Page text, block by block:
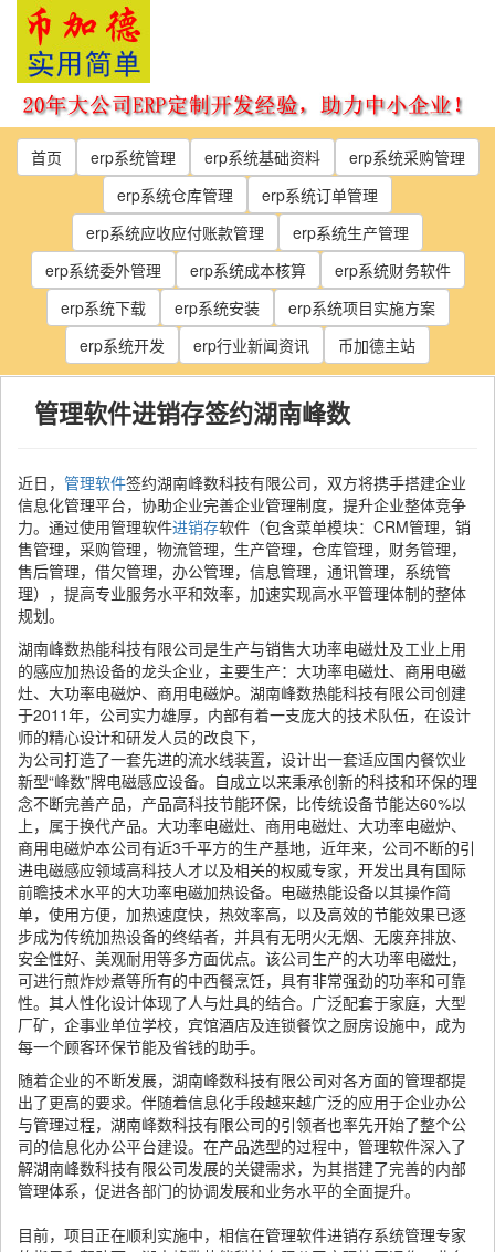
Skip
content
首页 erp系统管理 erp系统基础资料
erp系统采购管理
erp系统仓库管理
erp系统订单管理
erp系统应收应付账款管理
erp系统生产管理
erp系统委外管理
erp系统成本核算
erp系统财务软件
erp系统下载
erp系统安装
erp系统项目实施方案
erp系统开发
erp行业新闻资讯 币加德主站
管理软件进销存签约湖南峰数
近日， 管理软件签约湖南峰数科技有限公司，双方将携手搭建企业
信息化管理平台，协助企业完善企业管理制度，提升企业整体竞争
力。通过使用管理软件进销存软件（包含菜单模块：CRM管理，销
售管理，采购管理，物流管理，生产管理，仓库管理，财务管理，
售后管理，借欠管理，办公管理，信息管理，通讯管理，系统管
理），提高专业服务水平和效率，加速实现高水平管理体制的整体
规划。
湖南峰数热能科技有限公司是生产与销售大功率电磁灶及工业上用
的感应加热设备的龙头企业，主要生产：大功率电磁灶、商用电磁
灶、大功率电磁炉、商用电磁炉。湖南峰数热能科技有限公司创建
于2011年，公司实力雄厚，内部有着一支庞大的技术队伍，在设计
师的精心设计和研发人员的改良下，
为公司打造了一套先进的流水线装置，设计出一套适应国内餐饮业
新型“峰数”牌电磁感应设备。自成立以来秉承创新的科技和环保的理
念不断完善产品，产品高科技节能环保，比传统设备节能达60%以
上，属于换代产品。大功率电磁灶、商用电磁灶、大功率电磁炉、
商用电磁炉本公司有近3千平方的生产基地，近年来，公司不断的引
进电磁感应领域高科技人才以及相关的权威专家，开发出具有国际
前瞻技术水平的大功率电磁加热设备。电磁热能设备以其操作简
单，使用方便，加热速度快，热效率高，以及高效的节能效果已逐
步成为传统加热设备的终结者，并具有无明火无烟、无废弃排放、
安全性好、美观耐用等多方面优点。该公司生产的大功率电磁灶，
可进行煎炸炒煮等所有的中西餐烹饪，具有非常强劲的功率和可靠
性。其人性化设计体现了人与灶具的结合。广泛配套于家庭，大型
厂矿，企事业单位学校，宾馆酒店及连锁餐饮之厨房设施中，成为
每一个顾客环保节能及省钱的助手。
随着企业的不断发展，湖南峰数科技有限公司对各方面的管理都提
出了更高的要求。伴随着信息化手段越来越广泛的应用于企业办公
与管理过程，湖南峰数科技有限公司的引领者也率先开始了整个公
司的信息化办公平台建设。在产品选型的过程中，管理软件深入了
解湖南峰数科技有限公司发展的关键需求，为其搭建了完善的内部
管理体系，促进各部门的协调发展和业务水平的全面提升。
目前，项目正在顺利实施中，相信在管理软件进销存系统管理专家